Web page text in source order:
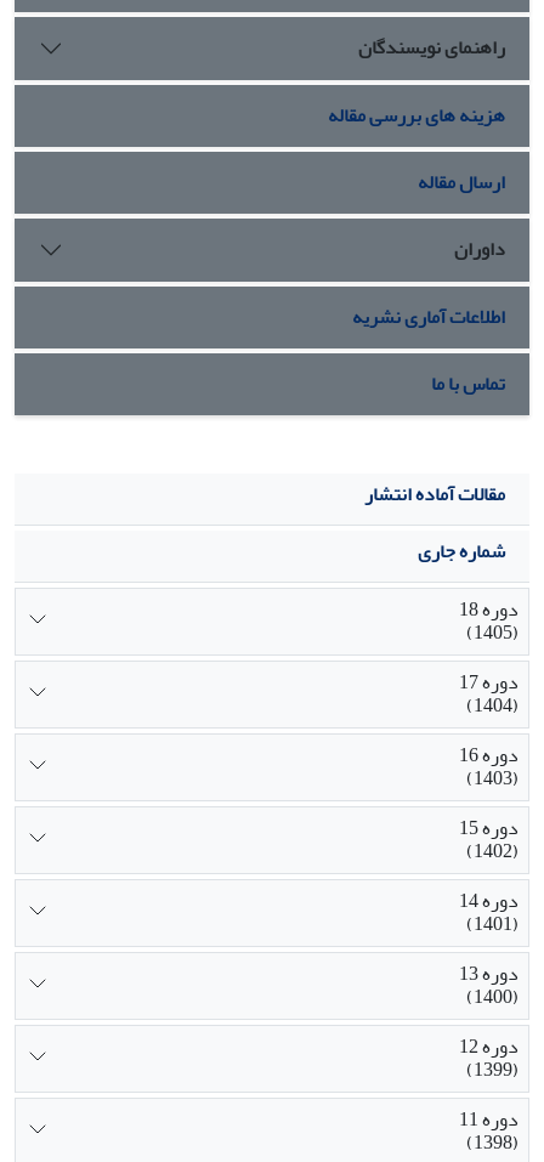
اجتماعی جامعه امروزند.
راهنمای نویسندگان
هزینه های بررسی مقاله
ارسال مقاله
داوران
اطلاعات آماری نشریه
تماس با ما
مقالات آماده انتشار
شماره جاری
دوره 18
(1405)
دوره 17
(1404)
دوره 16
(1403)
دوره 15
(1402)
دوره 14
(1401)
دوره 13
(1400)
دوره 12
(1399)
دوره 11
(1398)